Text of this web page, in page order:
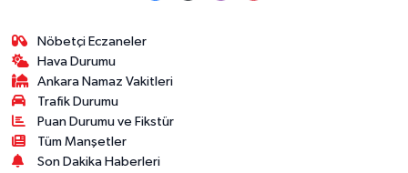
Nöbetçi Eczaneler
Hava Durumu
Ankara Namaz Vakitleri
Trafik Durumu
Puan Durumu ve Fikstür
Tüm Manşetler
Son Dakika Haberleri